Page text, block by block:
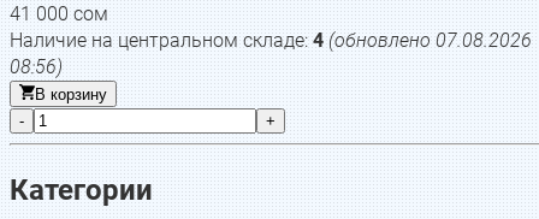
41 000сом
Наличие на центральном складе: 4 (обновлено07.08.2026
08:56)
В корзину
-
+
Категории